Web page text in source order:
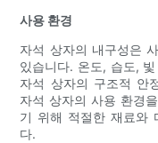
사용 환경
자석 상자의 내구성은
있습니다. 온도, 습도,
자석 상자의 구조적 안
자석 상자의 사용 환경
기 위해 적절한 재료와
다.